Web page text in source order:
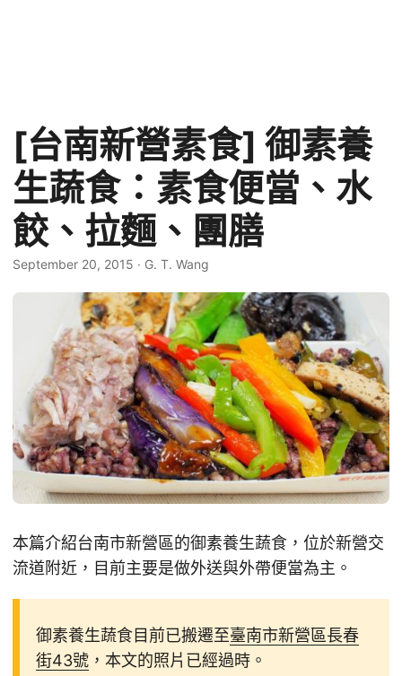
[台南新營素食] 御素養
生蔬食：素食便當、水
餃、拉麵、團膳
September 20, 2015 · G. T. Wang
本篇介紹台南市新營區的御素養生蔬食，位於新營交
流道附近，目前主要是做外送與外帶便當為主。
御素養生蔬食目前已搬遷至臺南市新營區長春
街43號 ，本文的照片已經過時。